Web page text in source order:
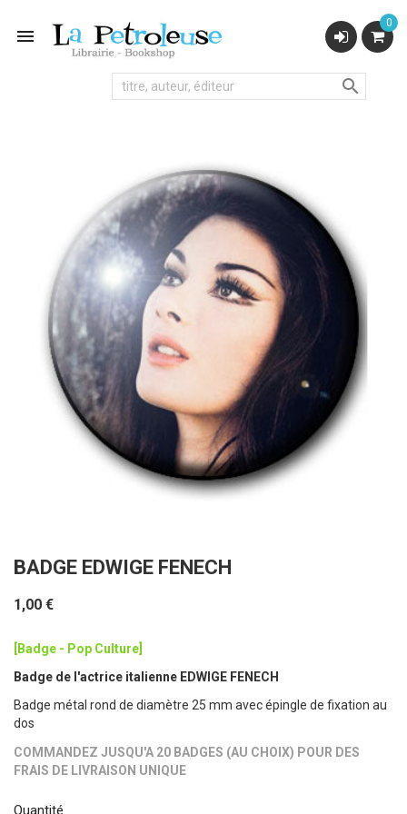

0

BADGE EDWIGE FENECH
1,00 €
[Badge - Pop Culture]
Badge de l'actrice italienne EDWIGE FENECH
Badge métal rond de diamètre 25 mm avec épingle de fixation au
dos
COMMANDEZ JUSQU'A 20 BADGES (AU CHOIX) POUR DES
FRAIS DE LIVRAISON UNIQUE
Quantité